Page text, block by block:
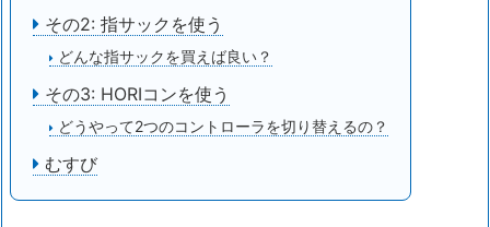
その2: 指サックを使う
どんな指サックを買えば良い？
その3: HORIコンを使う
どうやって2つのコントローラを切り替えるの？
むすび